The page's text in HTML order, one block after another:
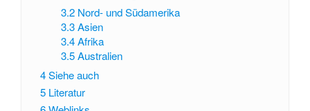
3.2 Nord- und Südamerika
3.3 Asien
3.4 Afrika
3.5 Australien
4Siehe auch
5 Literatur